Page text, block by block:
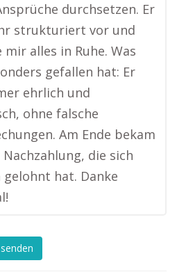
durchsetzen. Er
strukturiert vor und
alles in Ruhe. Was
gefallen hat: Er
ehrlich und
ohne falsche
Am Ende bekam
Nachzahlung, die sich
hat. Danke